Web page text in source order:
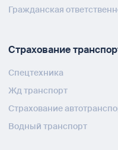
Гражданская
Страхование
Спецтехника
Жд транспорт
Страхование
Водный транспорт